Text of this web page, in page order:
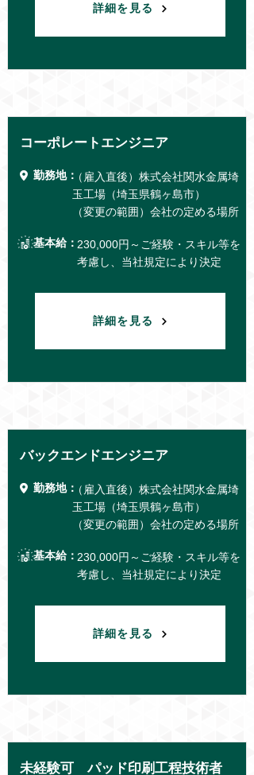
詳細を見る
コーポレートエンジニア
勤務地：（雇入直後）株式会社関水金属埼
玉工場（埼玉県鶴ヶ島市）
（変更の範囲）会社の定める場所
基本給： 230,000円～ご経験・スキル等を
考慮し、当社規定により決定
詳細を見る
バックエンドエンジニア
勤務地：（雇入直後）株式会社関水金属埼
玉工場（埼玉県鶴ヶ島市）
（変更の範囲）会社の定める場所
基本給： 230,000円～ご経験・スキル等を
考慮し、当社規定により決定
詳細を見る
未経験可 パッド印刷工程技術者